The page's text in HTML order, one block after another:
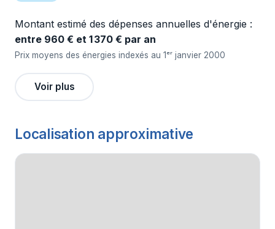
Montant estimé des dépenses annuelles d'énergie :
entre 960 € et 1 370 € par an
Prix moyens des énergies indexés au 1ᵉʳ janvier 2000
Voir plus
Localisation approximative